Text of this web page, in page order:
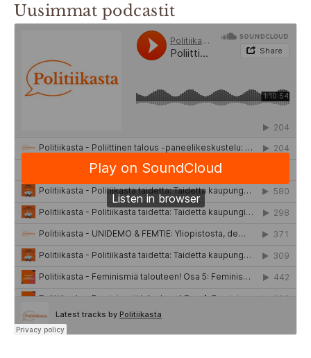
Uusimmat podcastit